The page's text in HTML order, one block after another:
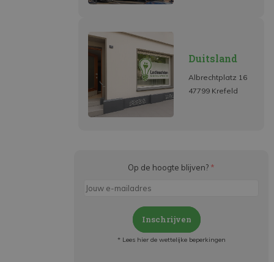
Duitsland
Albrechtplatz 16
47799 Krefeld
Op de hoogte blijven? *
Inschrijven
* Lees hier de wettelijke beperkingen